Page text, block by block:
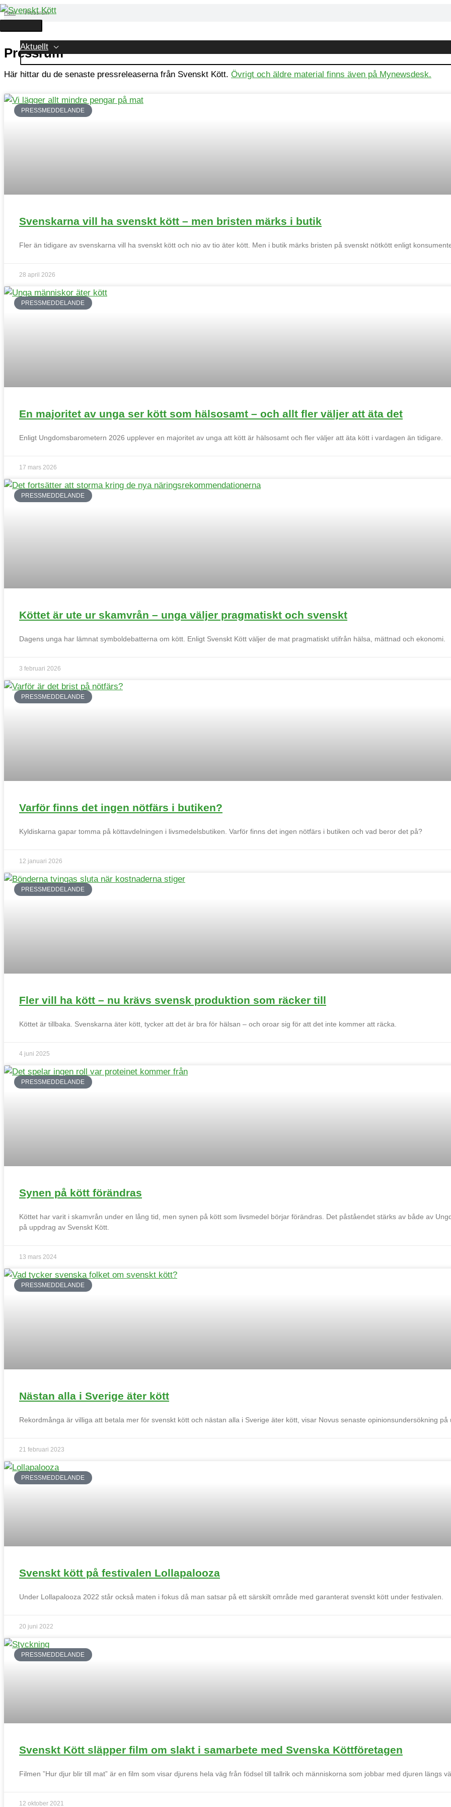
Hoppa
till
innehåll
Huvudmeny
Aktuellt
Klimat & hållbarhet
Kontakt
Sök
efter:
Sök
Hem Pressrum
Pressrum
Här hittar du de senaste pressreleaserna från Svenskt Kött. Övrigt och äldre material finns även på Mynewsdesk.
PRESSMEDDELANDE
Svenskarna vill ha svenskt kött – men bristen märks i butik
Fler än tidigare av svenskarna vill ha svenskt kött och nio av tio äter kött. Men i butik märks bristen på svenskt nötkött enligt
28 april 2026
PRESSMEDDELANDE
En majoritet av unga ser kött som hälsosamt – och allt fler väljer att äta det
Enligt Ungdomsbarometern 2026 upplever en majoritet av unga att kött är hälsosamt och fler väljer att äta kött i vardagen än tidigare.
17 mars 2026
PRESSMEDDELANDE
Köttet är ute ur skamvrån – unga väljer pragmatiskt och svenskt
Dagens unga har lämnat symboldebatterna om kött. Enligt Svenskt Kött väljer de mat pragmatiskt utifrån hälsa, mättnad och ekonomi.
3 februari 2026
PRESSMEDDELANDE
Varför finns det ingen nötfärs i butiken?
Kyldiskarna gapar tomma på köttavdelningen i livsmedelsbutiken. Varför finns det ingen nötfärs i butiken och vad beror det på?
12 januari 2026
PRESSMEDDELANDE
Fler vill ha kött – nu krävs svensk produktion som räcker till
Köttet är tillbaka. Svenskarna äter kött, tycker att det är bra för hälsan – och oroar sig för att det inte kommer att räcka.
4 juni 2025
PRESSMEDDELANDE
Synen på kött förändras
Köttet har varit i skamvrån under en lång tid, men synen på kött som livsmedel börjar förändras. Det påståendet stärks av både av
på uppdrag av Svenskt Kött.
13 mars 2024
PRESSMEDDELANDE
Nästan alla i Sverige äter kött
Rekordmånga är villiga att betala mer för svenskt kött och nästan alla i Sverige äter kött, visar Novus senaste opinionsundersökning på
21 februari 2023
PRESSMEDDELANDE
Svenskt kött på festivalen Lollapalooza
Under Lollapalooza 2022 står också maten i fokus då man satsar på ett särskilt område med garanterat svenskt kött under festivalen.
20 juni 2022
PRESSMEDDELANDE
Svenskt Kött släpper film om slakt i samarbete med Svenska Köttföretagen
Filmen ”Hur djur blir till mat” är en film som visar djurens hela väg från födsel till tallrik och människorna som jobbar med djuren längs
12 oktober 2021